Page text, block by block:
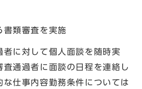
書類審査を実施
者に対して個人面談を随時実
通過者に面談の日程を連絡し
な仕事内容勤務条件については